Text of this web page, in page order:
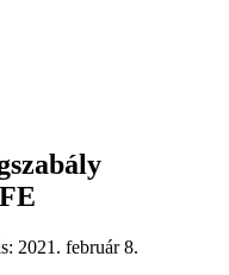
2021. február 8.